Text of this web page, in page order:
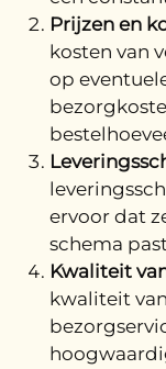
Prijzen en
kosten van
op
ervoor dat
schema
Kwaliteit
kwaliteit